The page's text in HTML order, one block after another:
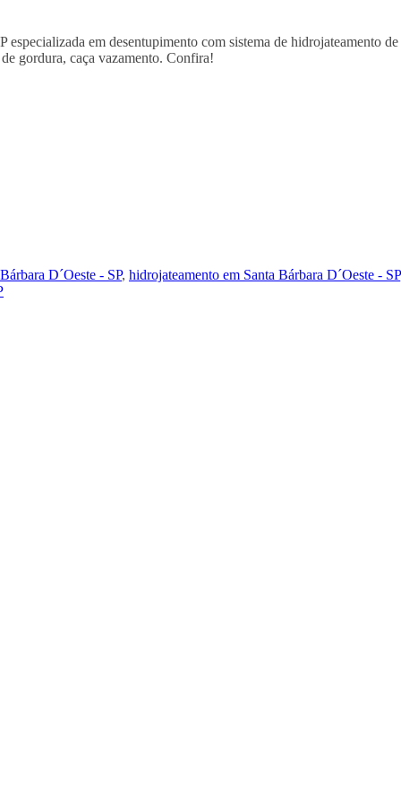
em desentupimento com sistema de hidrojateamento
gordura, caça vazamento. Confira!
D´Oeste - SP, hidrojateamento em Santa Bárbara D´Oeste - SP